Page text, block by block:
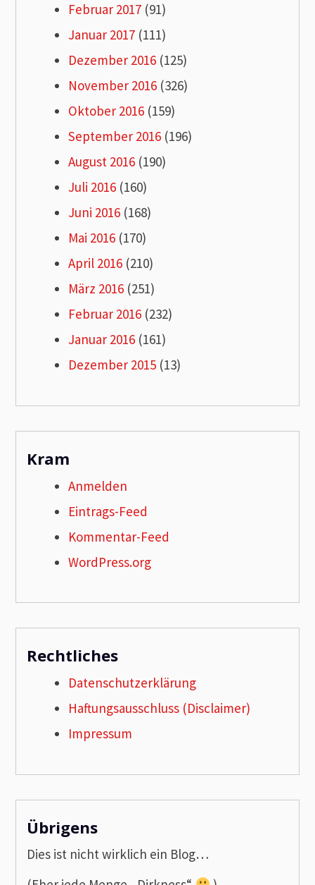
Februar 2017 (91)
Januar 2017 (111)
Dezember 2016 (125)
November 2016 (326)
Oktober 2016 (159)
September 2016 (196)
August 2016 (190)
Juli 2016 (160)
Juni 2016 (168)
Mai 2016 (170)
April 2016 (210)
März 2016 (251)
Februar 2016 (232)
Januar 2016 (161)
Dezember 2015 (13)
Kram
Anmelden
Eintrags-Feed
Kommentar-Feed
WordPress.org
Rechtliches
Datenschutzerklärung
Haftungsausschluss (Disclaimer)
Impressum
Übrigens
Dies ist nicht wirklich ein Blog…